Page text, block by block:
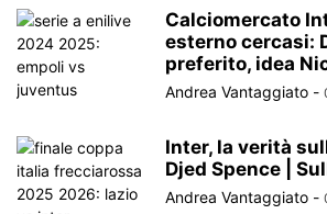
Calciomercato
esterno cercasi:
preferito, idea
Andrea Vantaggiato -
Inter, la verità
Djed Spence |
Andrea Vantaggiato -